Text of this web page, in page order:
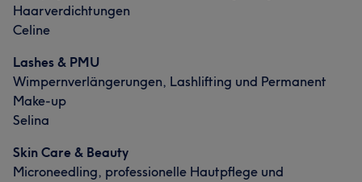
Haarverdichtungen
Celine
Lashes & PMU
Wimpernverlängerungen, Lashlifting und Permanent
Make-up
Selina
Skin Care & Beauty
Microneedling, professionelle Hautpflege und